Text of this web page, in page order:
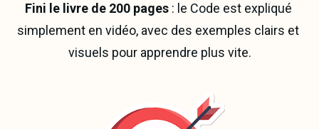
Fini le livre de 200 pages : le Code est expliqué
simplement en vidéo, avec des exemples clairs et
visuels pour apprendre plus vite.